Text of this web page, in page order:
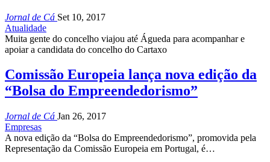
Jornal de Cá Set 10, 2017
Atualidade
Muita gente do concelho viajou até Águeda para acompanhar e
apoiar a candidata do concelho do Cartaxo
Comissão Europeia lança nova edição da
“Bolsa do Empreendedorismo”
Jornal de Cá Jan 26, 2017
Empresas
A nova edição da “Bolsa do Empreendedorismo”, promovida pela
Representação da Comissão Europeia em Portugal, é…